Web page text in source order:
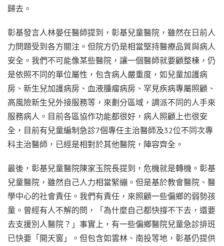
歸去。
彰基發言人林晏任醫師提到，彰基兒童醫院，雖然在日前人
力問題受到各方關注。但院方仍是相當堅持醫療品質與病人
安全。我們不可能像某些醫院，讓一個醫師就要顧整棟，仍
是依照不同的單位屬性，包含病人嚴重度，如兒童加護病
房、新生兒加護病房、血液腫瘤病房、罕見疾病專屬照顧、
高風險新生兒外接服務等，來劃分區域，調派不同的人手來
服務病人。目前各區協作功能都很好，病人照顧上也很安
全，目前有兒童編制急診7個專任主治醫師及32位不同次專
科主治醫師，已經是相對於其他醫院，陣容齊全。
最後，彰基兒童醫院陳家玉院長提到，危機就是轉機。彰基
兒童醫院，雖然自己人力相當緊繃。但是基於教會醫院、醫
學中心的社會責任。我們有責任，來照顧一些偏鄉的弱勢孩
童。曾經有人不解的問，「為什麼自己都快撐不下去，還要
去支援別人醫院？」事實上，有一些偏鄉醫院兒童急診排班
已快要「開天窗」。但包含如雲林、南投等地，彰基仍提供